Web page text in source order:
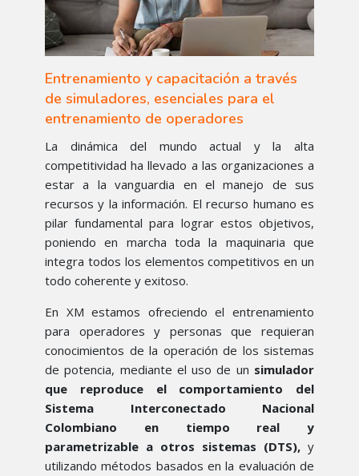
Entrenamiento y capacitación a través
de simuladores, esenciales para el
entrenamiento de operadores
La dinámica del mundo actual y la alta
competitividad ha llevado a las organizaciones a
estar a la vanguardia en el manejo de sus
recursos y la información. El recurso humano es
pilar fundamental para lograr estos objetivos,
poniendo en marcha toda la maquinaria que
integra todos los elementos competitivos en un
todo coherente y exitoso.
En XM estamos ofreciendo el entrenamiento
para operadores y personas que requieran
conocimientos de la operación de los sistemas
de potencia, mediante el uso de un simulador
que reproduce el comportamiento del
Sistema Interconectado Nacional
Colombiano en tiempo real y
parametrizable a otros sistemas (DTS), y
utilizando métodos basados en la evaluación de